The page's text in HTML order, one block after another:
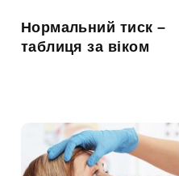
Нормальний тиск –
таблиця за віком